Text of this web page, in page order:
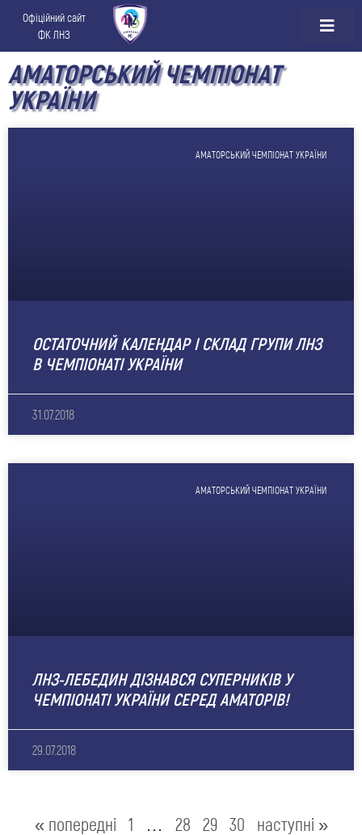
Офіційний сайт
ФК ЛНЗ
АМАТОРСЬКИЙ ЧЕМПІОНАТ
УКРАЇНИ
АМАТОРСЬКИЙ ЧЕМПІОНАТ УКРАЇНИ
ОСТАТОЧНИЙ КАЛЕНДАР І СКЛАД ГРУПИ ЛНЗ
В ЧЕМПІОНАТІ УКРАЇНИ
31.07.2018
АМАТОРСЬКИЙ ЧЕМПІОНАТ УКРАЇНИ
ЛНЗ-ЛЕБЕДИН ДІЗНАВСЯ СУПЕРНИКІВ У
ЧЕМПІОНАТІ УКРАЇНИ СЕРЕД АМАТОРІВ!
29.07.2018
« попередні 1 28 29 30 наступні »